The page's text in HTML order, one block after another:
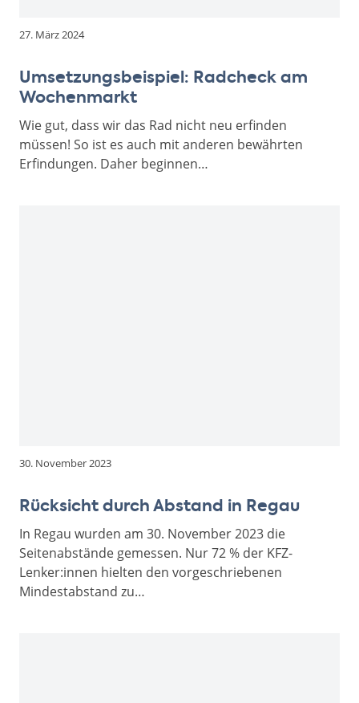
27. März 2024
Umsetzungsbeispiel: Radcheck am
Wochenmarkt
Wie gut, dass wir das Rad nicht neu erfinden
müssen! So ist es auch mit anderen bewährten
Erfindungen. Daher beginnen…
30. November 2023
Rücksicht durch Abstand in Regau
In Regau wurden am 30. November 2023 die
Seitenabstände gemessen. Nur 72 % der KFZ-
Lenker:innen hielten den vorgeschriebenen
Mindestabstand zu…